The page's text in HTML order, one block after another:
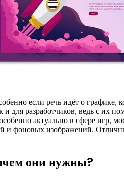
если речь идёт о
для разработчиков, ведь с их
актуально в сфере игр,
фоновых изображений.
они нужны?